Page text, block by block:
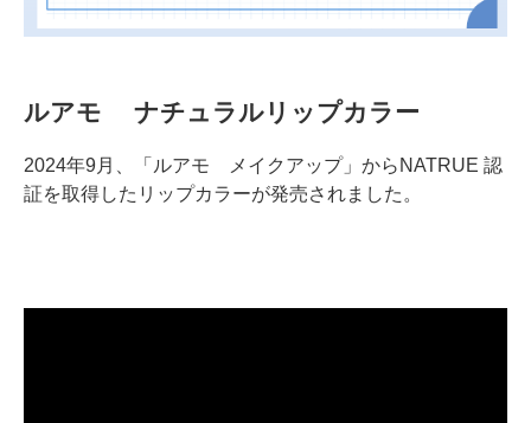
ルアモ ナチュラルリップカラー
2024年9月、「ルアモ メイクアップ」からNATRUE 認
証を取得したリップカラーが発売されました。